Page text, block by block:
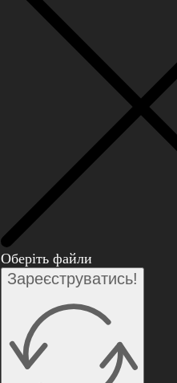
Оберіть файли
Зареєструватись!